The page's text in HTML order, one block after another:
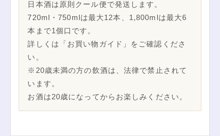
日本酒は原則クール便で発送します。
720ml・750mlは最大12本、1,800mlは最大6
本まで1個口です。
詳しくは「お買い物ガイド」をご確認くださ
い。
※20歳未満の方の飲酒は、法律で禁止されて
います。
お酒は20歳になってからお楽しみください。